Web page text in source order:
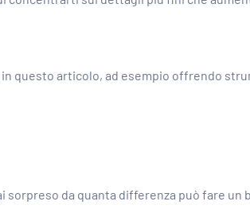
questo articolo, ad esempio offrendo
da quanta differenza può fare un